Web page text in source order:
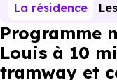
La résidence
Programme
Louis à 10
tramway et